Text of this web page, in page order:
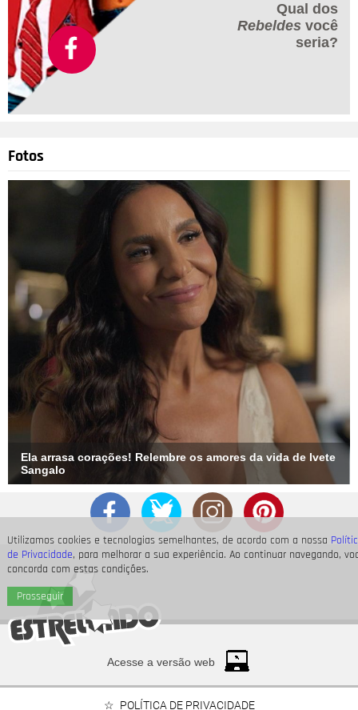
Utilizamos cookies e tecnologias semelhantes, de acordo com a nossa
de Privacidade, para melhorar a sua experiência. Ao continuar navegando,
concorda com estas condições.
Prosseguir
Qual dos
Rebeldes você
seria?
Fotos
Ela arrasa corações! Relembre os amores da vida de Ivete
Sangalo
Acesse a versão web
POLÍTICA DE PRIVACIDADE